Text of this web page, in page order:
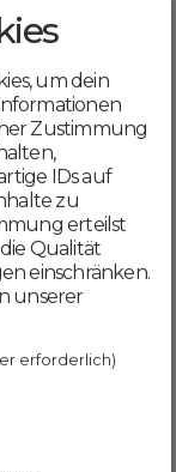
du,
um dein
Zustimmung
IDs auf
zu
erteilst
Qualität
einschränken.
unserer
erforderlich)